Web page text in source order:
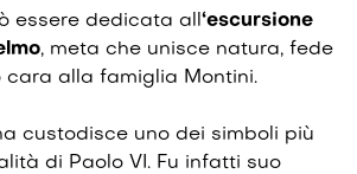
essere dedicata all‘escursione
, meta che unisce natura, fede
cara alla famiglia Montini.
custodisce uno dei simboli più
di Paolo VI. Fu infatti suo